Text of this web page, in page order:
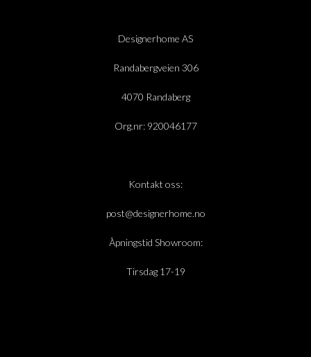
Designerhome AS
Randabergveien 306
4070 Randaberg
Org.nr: 920046177
Kontakt oss:
post@designerhome.no
Åpningstid Showroom:
Tirsdag 17-19